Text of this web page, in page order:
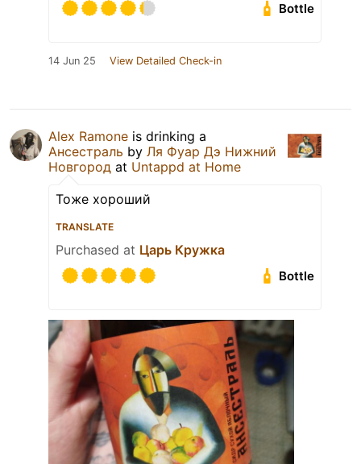
Bottle
14 Jun 25 View Detailed Check-in
Alex Ramone is drinking a
Ансестраль by Ля Фуар Дэ Нижний
Новгород at Untappd at Home
Тоже хороший
TRANSLATE
Purchased at Царь Кружка
Bottle